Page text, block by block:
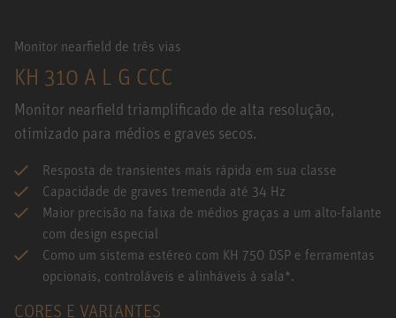
Monitor nearfield de três vias
KH 310 A L G CCC
Monitor nearfield triamplificado de alta resolução,
otimizado para médios e graves secos.
Resposta de transientes mais rápida em sua classe
Capacidade de graves tremenda até 34 Hz
Maior precisão na faixa de médios graças a um alto-falante
com design especial
Como um sistema estéreo com KH 750 DSP e ferramentas
opcionais, controláveis e alinháveis à sala*.
CORES E VARIANTES